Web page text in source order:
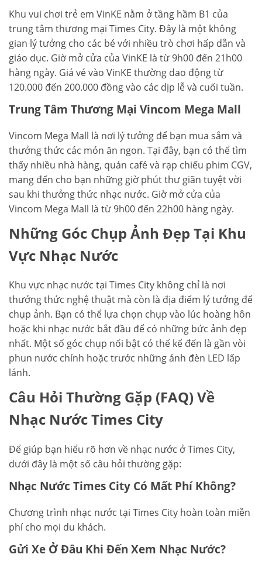
Khu vui chơi trẻ em VinKE nằm ở tầng hầm B1 của
trung tâm thương mại Times City. Đây là một không
gian lý tưởng cho các bé với nhiều trò chơi hấp dẫn và
giáo dục. Giờ mở cửa của VinKE là từ 9h00 đến 21h00
hàng ngày. Giá vé vào VinKE thường dao động từ
120.000 đến 200.000 đồng vào các dịp lễ và cuối tuần.
Trung Tâm Thương Mại Vincom Mega Mall
Vincom Mega Mall là nơi lý tưởng để bạn mua sắm và
thưởng thức các món ăn ngon. Tại đây, bạn có thể tìm
thấy nhiều nhà hàng, quán café và rạp chiếu phim CGV,
mang đến cho bạn những giờ phút thư giãn tuyệt vời
sau khi thưởng thức nhạc nước. Giờ mở cửa của
Vincom Mega Mall là từ 9h00 đến 22h00 hàng ngày.
Những Góc Chụp Ảnh Đẹp Tại Khu
Vực Nhạc Nước
Khu vực nhạc nước tại Times City không chỉ là nơi
thưởng thức nghệ thuật mà còn là địa điểm lý tưởng để
chụp ảnh. Bạn có thể lựa chọn chụp vào lúc hoàng hôn
hoặc khi nhạc nước bắt đầu để có những bức ảnh đẹp
nhất. Một số góc chụp nổi bật có thể kể đến là gần vòi
phun nước chính hoặc trước những ánh đèn LED lấp
lánh.
Câu Hỏi Thường Gặp (FAQ) Về
Nhạc Nước Times City
Để giúp bạn hiểu rõ hơn về nhạc nước ở Times City,
dưới đây là một số câu hỏi thường gặp:
Nhạc Nước Times City Có Mất Phí Không?
Chương trình nhạc nước tại Times City hoàn toàn miễn
phí cho mọi du khách.
Gửi Xe Ở Đâu Khi Đến Xem Nhạc Nước?